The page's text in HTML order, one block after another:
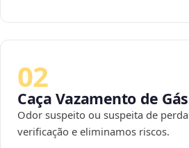
02
Caça Vazamento de Gás
Odor suspeito ou suspeita de perda
verificação e eliminamos riscos.